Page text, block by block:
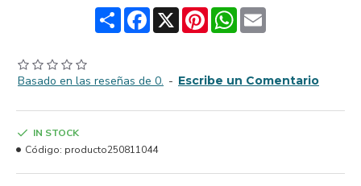
ShareFacebook
X PinterestWhatsApp
Email
Basado en las reseñas de 0. - Escribe un Comentario
IN STOCK
Código: producto250811044